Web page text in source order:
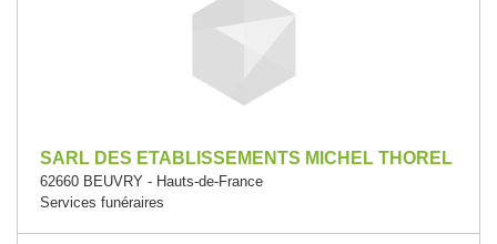
SARL DES ETABLISSEMENTS MICHEL THOREL
62660 BEUVRY - Hauts-de-France
Services funéraires